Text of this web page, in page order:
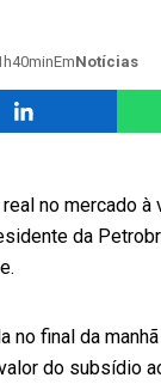
EmNotícias
no mercado
da
no final da
do subsídio